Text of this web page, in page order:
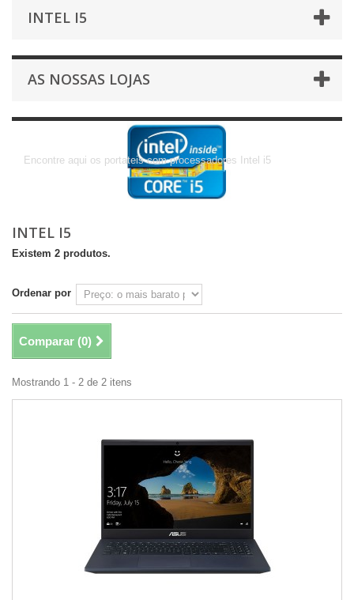
INTEL I5
AS NOSSAS LOJAS
Encontre aqui os portateis com processadores Intel i5
INTEL I5
Existem 2 produtos.
Ordenar por
Comparar (0)
Mostrando 1 - 2 de 2 itens